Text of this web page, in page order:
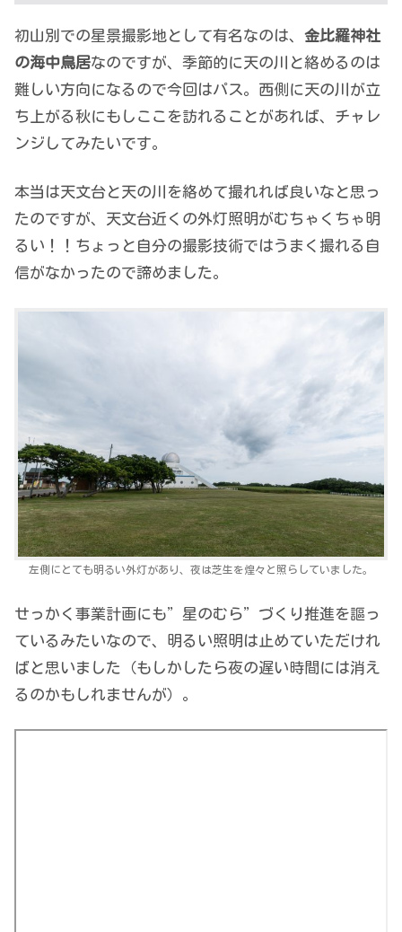
初山別での星景撮影地として有名なのは、 金比羅神社
の海中鳥居なのですが、季節的に天の川と絡めるのは
難しい方向になるので今回はパス。西側に天の川が立
ち上がる秋にもしここを訪れることがあれば、チャレ
ンジしてみたいです。
本当は天文台と天の川を絡めて撮れれば良いなと思っ
たのですが、天文台近くの外灯照明がむちゃくちゃ明
るい！！ちょっと自分の撮影技術ではうまく撮れる自
信がなかったので諦めました。
左側にとても明るい外灯があり、夜は芝生を煌々と照らしていました。
せっかく事業計画にも”星のむら”づくり推進を謳っ
ているみたいなので、明るい照明は止めていただけれ
ばと思いました（もしかしたら夜の遅い時間には消え
るのかもしれませんが）。